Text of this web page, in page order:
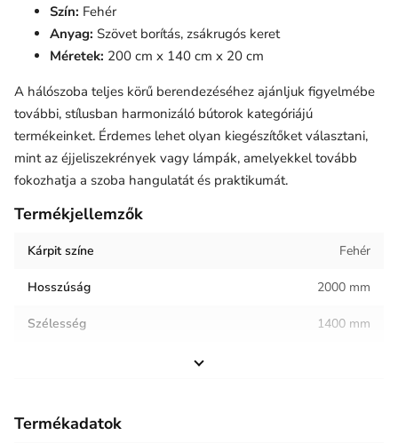
Szín: Fehér
Anyag: Szövet borítás, zsákrugós keret
Méretek: 200 cm x 140 cm x 20 cm
A hálószoba teljes körű berendezéséhez ajánljuk figyelmébe
további, stílusban harmonizáló bútorok kategóriájú
termékeinket. Érdemes lehet olyan kiegészítőket választani,
mint az éjjeliszekrények vagy lámpák, amelyekkel tovább
fokozhatja a szoba hangulatát és praktikumát.
Termékjellemzők
Kárpit színe Fehér
Hosszúság 2000 mm
Szélesség 1400 mm
Termék súlya
Termékadatok